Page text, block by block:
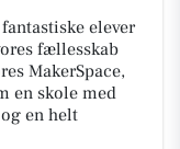
elever
fællesskab
MakerSpace,
en skole med
en helt